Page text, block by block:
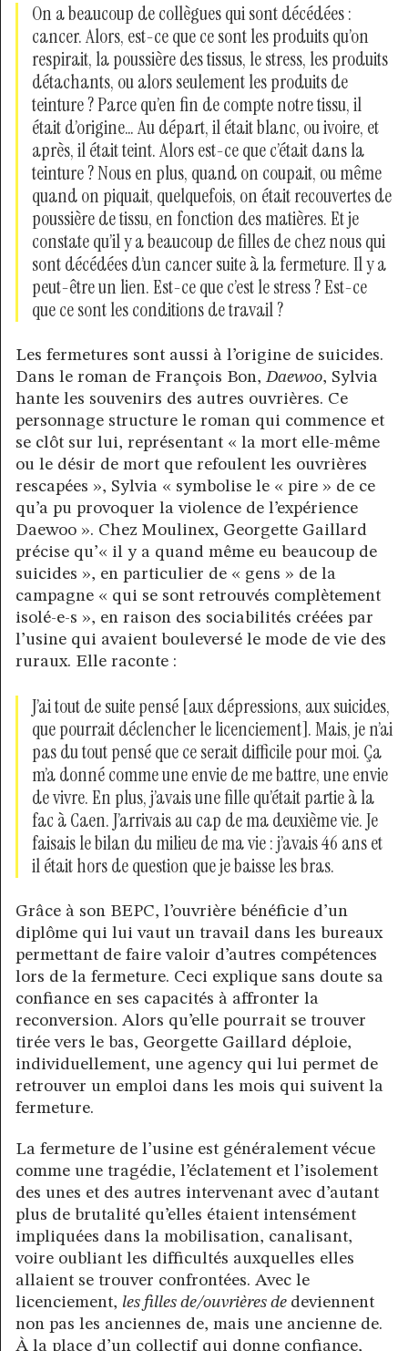
On a beaucoup de collègues qui sont décédées :
cancer. Alors, est-ce que ce sont les produits qu’on
respirait, la poussière des tissus, le stress, les produits
détachants, ou alors seulement les produits de
teinture ? Parce qu’en fin de compte notre tissu, il
était d’origine… Au départ, il était blanc, ou ivoire, et
après, il était teint. Alors est-ce que c’était dans la
teinture ? Nous en plus, quand on coupait, ou même
quand on piquait, quelquefois, on était recouvertes de
poussière de tissu, en fonction des matières. Et je
constate qu’il y a beaucoup de filles de chez nous qui
sont décédées d’un cancer suite à la fermeture. Il y a
peut-être un lien. Est-ce que c’est le stress ? Est-ce
que ce sont les conditions de travail ?
Les fermetures sont aussi à l’origine de suicides.
Dans le roman de François Bon, Daewoo, Sylvia
hante les souvenirs des autres ouvrières. Ce
personnage structure le roman qui commence et
se clôt sur lui, représentant « la mort elle-même
ou le désir de mort que refoulent les ouvrières
rescapées », Sylvia « symbolise le « pire » de ce
qu’a pu provoquer la violence de l’expérience
Daewoo ». Chez Moulinex, Georgette Gaillard
précise qu’« il y a quand même eu beaucoup de
suicides », en particulier de « gens » de la
campagne « qui se sont retrouvés complètement
isolé-e-s », en raison des sociabilités créées par
l’usine qui avaient bouleversé le mode de vie des
ruraux. Elle raconte :
J’ai tout de suite pensé [aux dépressions, aux suicides,
que pourrait déclencher le licenciement]. Mais, je n’ai
pas du tout pensé que ce serait difficile pour moi. Ça
m’a donné comme une envie de me battre, une envie
de vivre. En plus, j’avais une fille qu’était partie à la
fac à Caen. J’arrivais au cap de ma deuxième vie. Je
faisais le bilan du milieu de ma vie : j’avais 46 ans et
il était hors de question que je baisse les bras.
Grâce à son BEPC, l’ouvrière bénéficie d’un
diplôme qui lui vaut un travail dans les bureaux
permettant de faire valoir d’autres compétences
lors de la fermeture. Ceci explique sans doute sa
confiance en ses capacités à affronter la
reconversion. Alors qu’elle pourrait se trouver
tirée vers le bas, Georgette Gaillard déploie,
individuellement, une agency qui lui permet de
retrouver un emploi dans les mois qui suivent la
fermeture.
La fermeture de l’usine est généralement vécue
comme une tragédie, l’éclatement et l’isolement
des unes et des autres intervenant avec d’autant
plus de brutalité qu’elles étaient intensément
impliquées dans la mobilisation, canalisant,
voire oubliant les difficultés auxquelles elles
allaient se trouver confrontées. Avec le
licenciement, les filles de/ouvrières de deviennent
non pas les anciennes de, mais une ancienne de.
À la place d’un collectif qui donne confiance,